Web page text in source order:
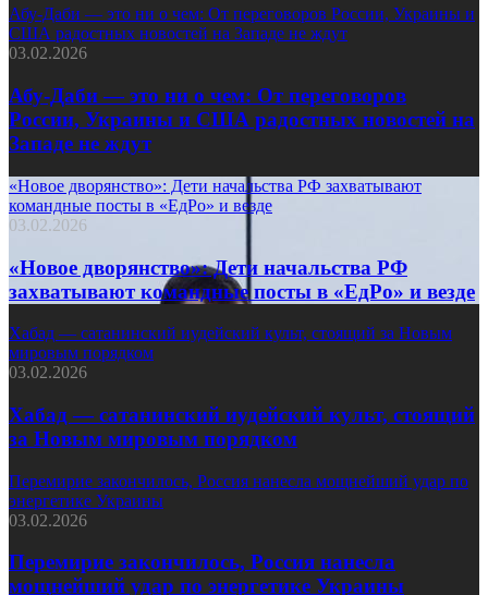
Абу-Даби — это ни о чем: От переговоров России, Украины и
США радостных новостей на Западе не ждут
03.02.2026
Абу-Даби — это ни о чем: От переговоров
России, Украины и США радостных новостей на
Западе не ждут
«Новое дворянство»: Дети начальства РФ захватывают
командные посты в «ЕдРо» и везде
03.02.2026
«Новое дворянство»: Дети начальства РФ
захватывают командные посты в «ЕдРо» и везде
Хабад — сатанинский иудейский культ, стоящий за Новым
мировым порядком
03.02.2026
Хабад — сатанинский иудейский культ, стоящий
за Новым мировым порядком
Перемирие закончилось, Россия нанесла мощнейший удар по
энергетике Украины
03.02.2026
Перемирие закончилось, Россия нанесла
мощнейший удар по энергетике Украины